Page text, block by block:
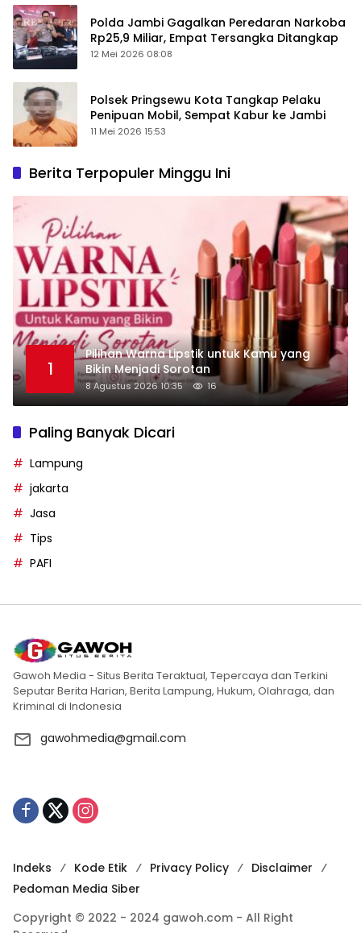
Polda Jambi Gagalkan Peredaran Narkoba
Rp25,9 Miliar, Empat Tersangka Ditangkap
12 Mei 2026 08:08
Polsek Pringsewu Kota Tangkap Pelaku
Penipuan Mobil, Sempat Kabur ke Jambi
11 Mei 2026 15:53
Berita Terpopuler Minggu Ini
1
Pilihan Warna Lipstik untuk Kamu yang
Bikin Menjadi Sorotan
8 Agustus 2026 10:35 16
Paling Banyak Dicari
Lampung
jakarta
Jasa
Tips
PAFI
Gawoh Media - Situs Berita Teraktual, Tepercaya dan Terkini
Seputar Berita Harian, Berita Lampung, Hukum, Olahraga, dan
Kriminal di Indonesia
gawohmedia@gmail.com
Indeks Kode Etik Privacy Policy
Disclaimer
Pedoman Media Siber
Copyright © 2022 - 2024 gawoh.com - All Right